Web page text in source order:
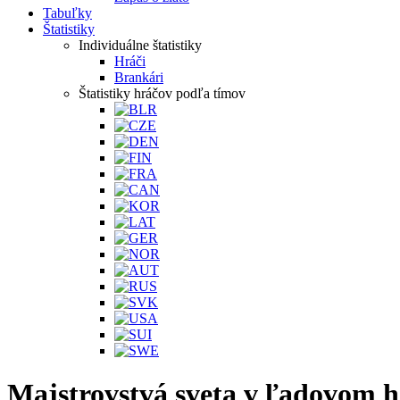
Tabuľky
Štatistiky
Individuálne štatistiky
Hráči
Brankári
Štatistiky hráčov podľa tímov